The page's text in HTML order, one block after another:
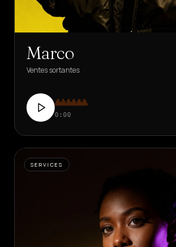
Marco
Ventes sortantes
0:00
SERVICES